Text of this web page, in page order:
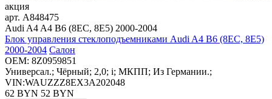
акция
арт. A848475
Audi A4 A4 B6 (8EC, 8E5) 2000-2004
Блок управления стеклоподъемниками Audi A4 B6 (8EC, 8E5)
2000-2004 Салон
OEM: 8Z0959851
Универсал.; Чёрный; 2,0; i; МКПП; Из Германии.;
VIN:WAUZZZ8EX3A202048
62 BYN 52 BYN